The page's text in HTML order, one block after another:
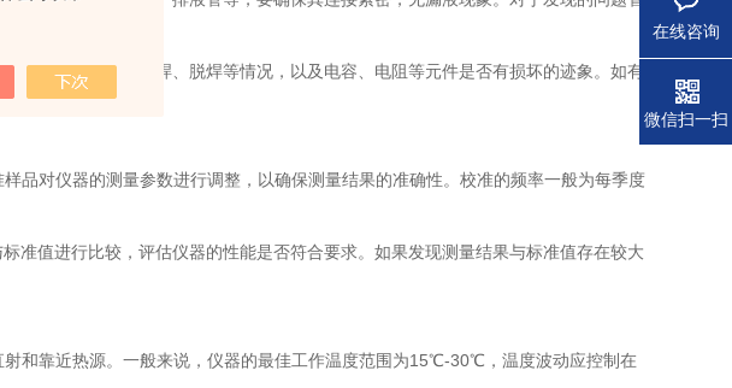
的元件是否有虚焊、脱焊等情况，以及电容、电阻等元件是否有损坏的迹象。如有
对仪器的测量参数进行调整，以确保测量结果的准确性。校准的频率一般为每季度
值进行比较，评估仪器的性能是否符合要求。如果发现测量结果与标准值存在较大
和靠近热源。一般来说，仪器的最佳工作温度范围为15℃-30℃，温度波动应控制在
在线咨询
微信扫一扫